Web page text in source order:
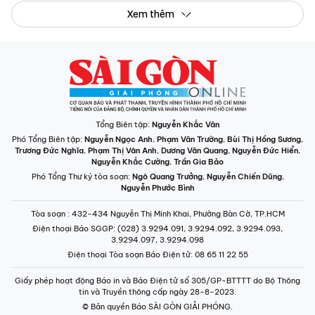
Xem thêm
Tổng Biên tập: Nguyễn Khắc Văn
Phó Tổng Biên tập: Nguyễn Ngọc Anh, Phạm Văn Trường, Bùi Thị Hồng Sương,
Trương Đức Nghĩa, Phạm Thị Vân Anh, Dương Văn Quang, Nguyễn Đức Hiển,
Nguyễn Khắc Cường, Trần Gia Bảo
Phó Tổng Thư ký tòa soạn: Ngô Quang Trưởng, Nguyễn Chiến Dũng,
Nguyễn Phước Bình
Tòa soạn : 432-434 Nguyễn Thị Minh Khai, Phường Bàn Cờ, TP.HCM
Điện thoại Báo SGGP: (028) 3.9294.091, 3.9294.092, 3.9294.093,
3.9294.097, 3.9294.098
Điện thoại Tòa soạn Báo Điện tử: 08 65 11 22 55
Giấy phép hoạt động Báo in và Báo Điện tử số 305/GP-BTTTT do Bộ Thông
tin và Truyền thông cấp ngày 28-8-2023.
© Bản quyền Báo SÀI GÒN GIẢI PHÓNG.